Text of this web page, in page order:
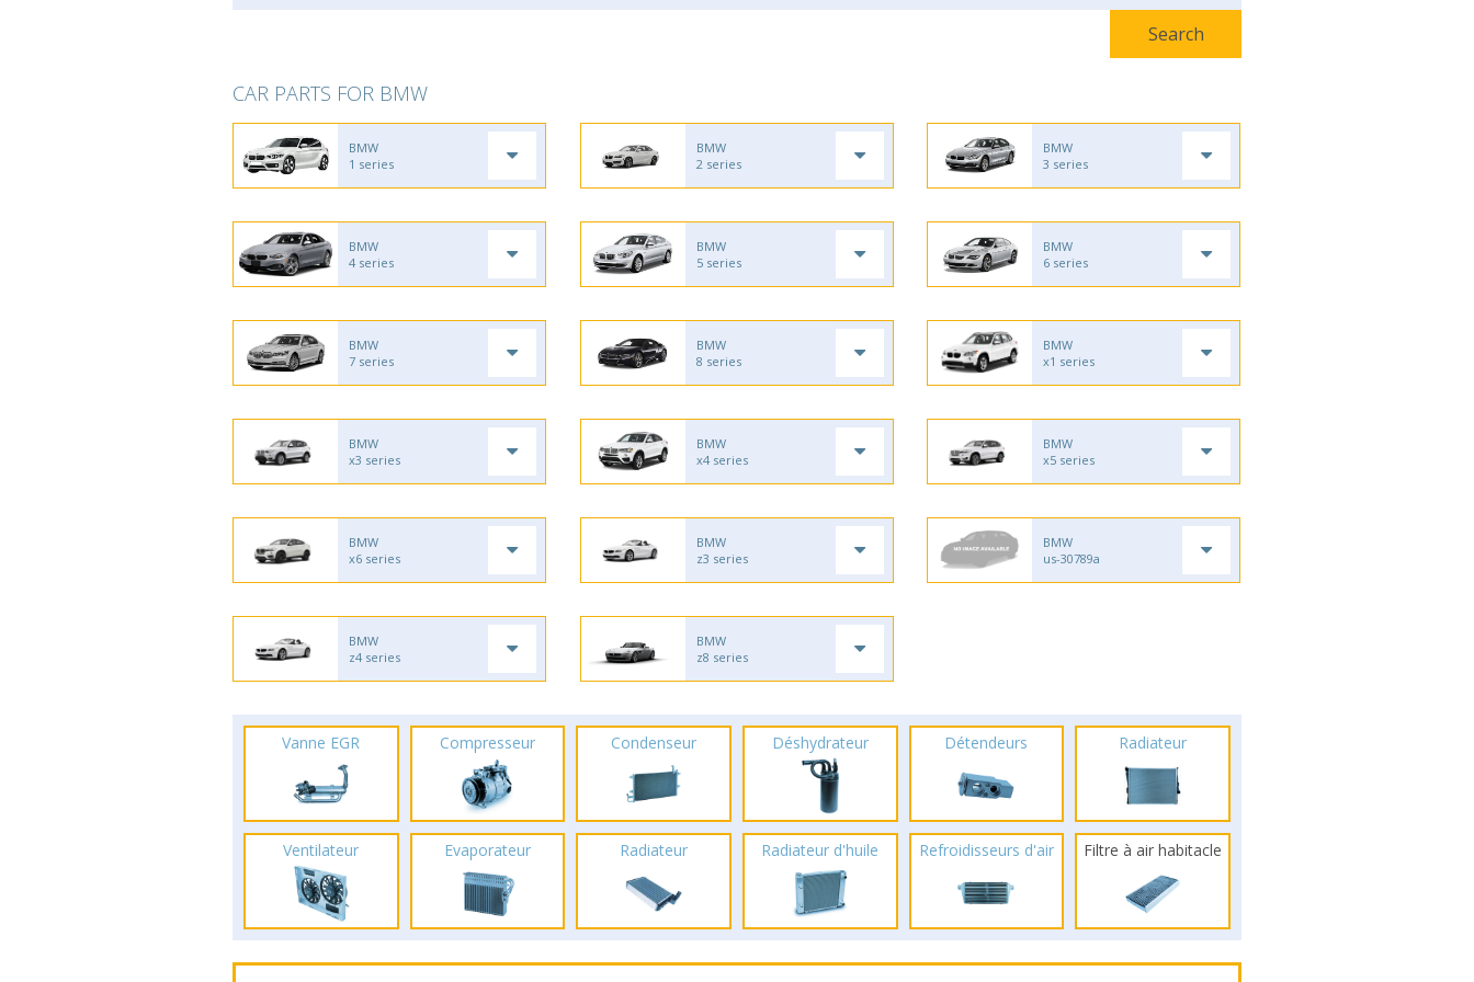
CAR PARTS FOR BMW
BMW
1 series
BMW
2 series
BMW
3 series
BMW
4 series
BMW
5 series
BMW
6 series
BMW
7 series
BMW
8 series
BMW
x1 series
BMW
x3 series
BMW
x4 series
BMW
x5 series
BMW
x6 series
BMW
z3 series
BMW
us-30789a
BMW
z4 series
BMW
z8 series
Vanne EGR Compresseur Condenseur Déshydrateur Détendeurs Radiateur
Ventilateur Evaporateur Radiateur Radiateur d'huile Refroidisseurs d'air Filtre à air habitacle